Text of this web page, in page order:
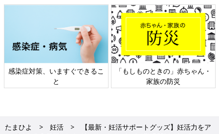
感染症対策、いますぐできるこ
と
「もしものときの」赤ちゃん・
家族の防災
たまひよ 妊活
【最新・妊活サポートグッズ】妊活力をア